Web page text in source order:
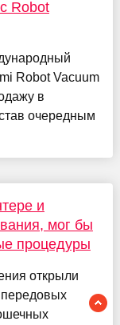
Robot
Robot Vacuum
в
очередным
и
мог бы
процедуры
открыли